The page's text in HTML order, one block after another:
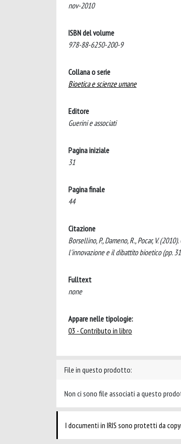
nov-2010
ISBN del volume
978-88-6250-200-9
Collana o serie
Bioetica e scienze umane
Editore
Guerini e associati
Pagina iniziale
31
Pagina finale
44
Citazione
Borsellino, P., Dameno, R., Pocar, V.
l'innovazione e il dibattito bioetico (pp.
Fulltext
none
Appare nelle tipologie:
03 - Contributo in libro
File in questo prodotto:
Non ci sono file associati a questo
I documenti in IRIS sono protetti da